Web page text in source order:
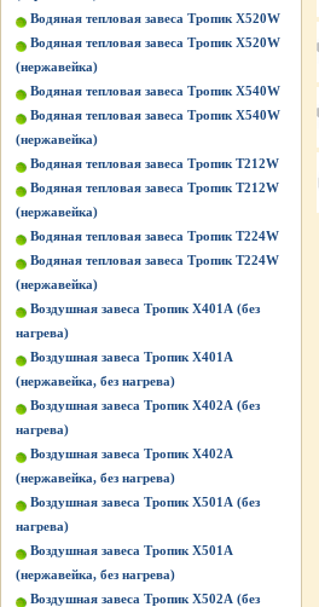
Водяная тепловая завеса Тропик X520W
Водяная тепловая завеса Тропик X520W
(нержавейка)
Водяная тепловая завеса Тропик X540W
Водяная тепловая завеса Тропик X540W
(нержавейка)
Водяная тепловая завеса Тропик Т212W
Водяная тепловая завеса Тропик Т212W
(нержавейка)
Водяная тепловая завеса Тропик Т224W
Водяная тепловая завеса Тропик Т224W
(нержавейка)
Воздушная завеса Тропик X401А (без
нагрева)
Воздушная завеса Тропик X401А
(нержавейка, без нагрева)
Воздушная завеса Тропик X402А (без
нагрева)
Воздушная завеса Тропик X402А
(нержавейка, без нагрева)
Воздушная завеса Тропик X501А (без
нагрева)
Воздушная завеса Тропик X501А
(нержавейка, без нагрева)
Воздушная завеса Тропик X502А (без